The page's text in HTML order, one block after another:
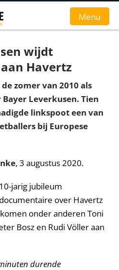
Menu
wijdt
Havertz
zomer van 2010 als
Leverkusen. Tien
linkspoot een van
bij Europese
, 3 augustus 2020.
jarig jubileum
over Havertz
onder anderen Toni
Bosz en Rudi Völler aan
durende